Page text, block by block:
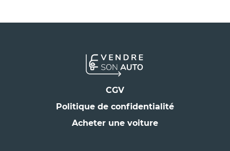
CGV
Politique de confidentialité
Acheter une voiture